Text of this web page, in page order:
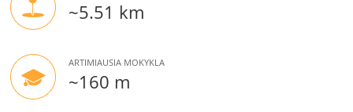
~5.51 km
ARTIMIAUSIA MOKYKLA
~160 m